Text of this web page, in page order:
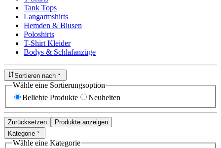
Tank Tops
Langarmshirts
Hemden & Blusen
Poloshirts
T-Shirt Kleider
Bodys & Schlafanzüge
Sortieren nach
Wähle eine Sortierungsoption
Beliebte Produkte
Neuheiten
Zurücksetzen
Produkte anzeigen
Kategorie
Wähle eine Kategorie